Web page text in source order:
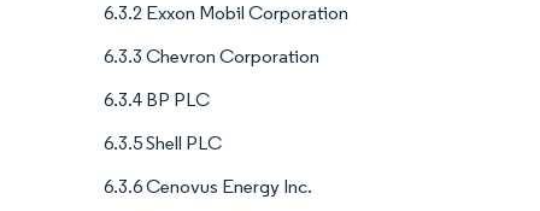
6.3.2 Exxon Mobil Corporation
6.3.3 Chevron Corporation
6.3.4 BP PLC
6.3.5 Shell PLC
6.3.6 Cenovus Energy Inc.